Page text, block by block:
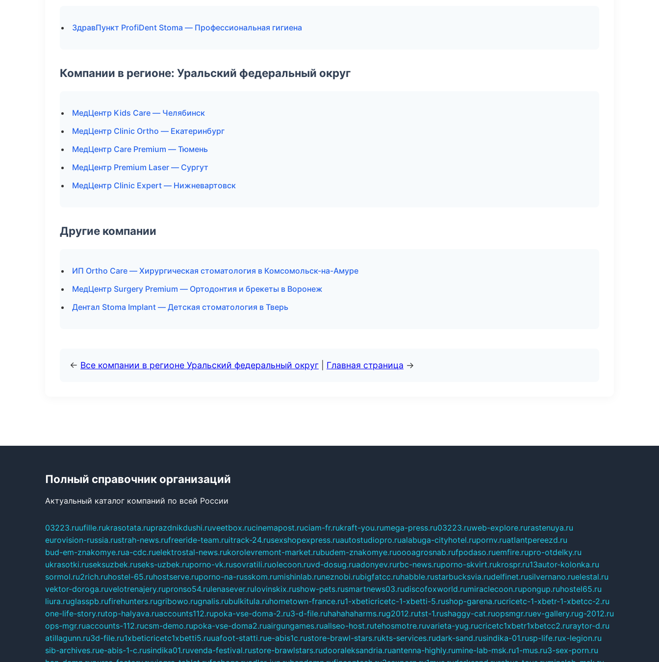
ЗдравПункт ProfiDent Stoma — Профессиональная гигиена
Компании в регионе: Уральский федеральный округ
МедЦентр Kids Care — Челябинск
МедЦентр Clinic Ortho — Екатеринбург
МедЦентр Care Premium — Тюмень
МедЦентр Premium Laser — Сургут
МедЦентр Clinic Expert — Нижневартовск
Другие компании
ИП Ortho Care — Хирургическая стоматология в Комсомольск-на-Амуре
МедЦентр Surgery Premium — Ортодонтия и брекеты в Воронеж
Дентал Stoma Implant — Детская стоматология в Тверь
← Все компании в регионе Уральский федеральный округ Главная страница →
Полный справочник организаций
Актуальный каталог компаний по всей России
03223.ruufille.rukrasotata.ruprazdnikdushi.ruveetbox.rucinemapost.ruciam-fr.rukraft-you.rumega-press.ru03223.ruweb-explore.rurastenuya.ru
eurovision-russia.rustrah-news.rufreeride-team.ruitrack-24.rusexshopexpress.ruautostudiopro.rualabuga-cityhotel.rupornv.ruatlantpereezd.ru
bud-em-znakomye.rua-cdc.ruelektrostal-news.rukorolevremont-market.rubudem-znakomye.ruoooagrosnab.rufpodaso.ruemfire.rupro-otdelky.ru
ukrasotki.ruseksuzbek.ruseks-uzbek.ruporno-vk.rusovratili.ruolecoon.ruvd-dosug.ruadonyev.rurbc-news.ruporno-skvirt.rukrospr.ru13autor-kolonka.ru
sormol.ru2rich.ruhostel-65.ruhostserve.ruporno-na-russkom.rumishinlab.runeznobi.rubigfatcc.ruhabble.rustarbucksvia.rudelfinet.rusilvernano.ruelestal.ru
vektor-doroga.ruvelotrenajery.rupronso54.rulenasever.rulovinskix.rushow-pets.rusmartnews03.rudiscofoxworld.rumiraclecoon.rupongup.ruhostel65.ru
liura.ruglasspb.rufirehunters.rugribowo.rugnalis.rubulkitula.ruhometown-france.ru1-xbeticricetc-1-xbetti-5.rushop-garena.rucricetc-1-xbetr-1-xbetcc-2.ru
one-life-story.rutop-halyava.ruaccounts112.rupoka-vse-doma-2.ru3-d-file.ruhahahaharms.rug2012.rutst-1.rushaggy-cat.ruopsmgr.ruev-gallery.rug-2012.ru
ops-mgr.ruaccounts-112.rucsm-demo.rupoka-vse-doma2.ruairgungames.ruallseo-host.rutehosmotre.ruvarieta-yug.rucricetc1xbetr1xbetcc2.ruraytor-d.ru
atillagunn.ru3d-file.ru1xbeticricetc1xbetti5.ruuafoot-statti.rue-abis1c.rustore-brawl-stars.rukts-services.rudark-sand.rusindika-01.rusp-life.rux-legion.ru
sib-archives.rue-abis-1-c.rusindika01.ruvenda-festival.rustore-brawlstars.rudooraleksandria.ruantenna-highly.rumine-lab-msk.ru1-mus.ru3-sex-porn.ru